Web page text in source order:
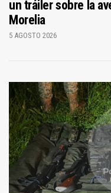
un tráiler sobre la
Morelia
5 AGOSTO 2026